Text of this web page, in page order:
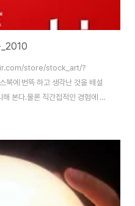
_2010
store/stock_art/?
에 번뜩 하고 생각난 것을 배설
본다.물론 직간접적인 경험에 의
의견은 충분히 있을 걸 알고 서술
이다. :) 오늘은 우선 페이스북을
려서.트위터와 블로그도 시작 예
는 뭐요?" 참 많이 듣는 소리입니
ㅎ) 이렇게..